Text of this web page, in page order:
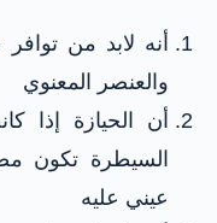
أنه لابد من
والعنصر المعنوي
أن الحيازة
السيطرة تكون
عيني عليه